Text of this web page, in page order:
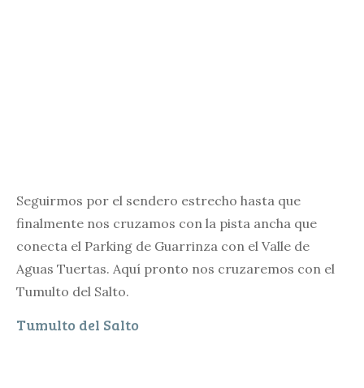
Seguirmos por el sendero estrecho hasta que
finalmente nos cruzamos con la pista ancha que
conecta el Parking de Guarrinza con el Valle de
Aguas Tuertas. Aquí pronto nos cruzaremos con el
Tumulto del Salto.
Tumulto del Salto